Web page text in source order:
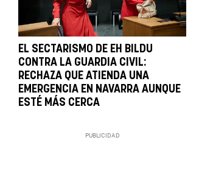
EL SECTARISMO DE EH BILDU
CONTRA LA GUARDIA CIVIL:
RECHAZA QUE ATIENDA UNA
EMERGENCIA EN NAVARRA AUNQUE
ESTÉ MÁS CERCA